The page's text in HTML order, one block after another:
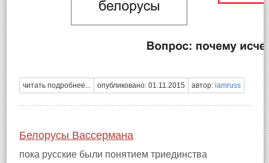
читать подробнее... опубликовано: 01.11.2015 автор: iamruss
Белорусы Вассермана
пока русские были понятием триединства